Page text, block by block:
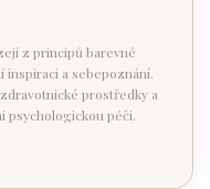
z principů barevné
inspiraci a sebepoznání.
prostředky a
psychologickou péči.